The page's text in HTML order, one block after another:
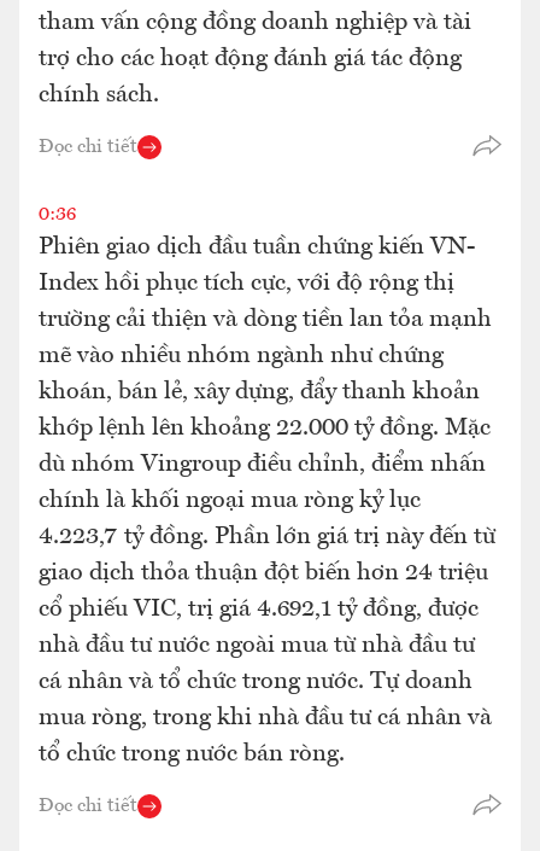
tham vấn cộng đồng doanh nghiệp và tài
trợ cho các hoạt động đánh giá tác động
chính sách.
Đọc chi tiết
0:36
Phiên giao dịch đầu tuần chứng kiến VN-
Index hồi phục tích cực, với độ rộng thị
trường cải thiện và dòng tiền lan tỏa mạnh
mẽ vào nhiều nhóm ngành như chứng
khoán, bán lẻ, xây dựng, đẩy thanh khoản
khớp lệnh lên khoảng 22.000 tỷ đồng. Mặc
dù nhóm Vingroup điều chỉnh, điểm nhấn
chính là khối ngoại mua ròng kỷ lục
4.223,7 tỷ đồng. Phần lớn giá trị này đến từ
giao dịch thỏa thuận đột biến hơn 24 triệu
cổ phiếu VIC, trị giá 4.692,1 tỷ đồng, được
nhà đầu tư nước ngoài mua từ nhà đầu tư
cá nhân và tổ chức trong nước. Tự doanh
mua ròng, trong khi nhà đầu tư cá nhân và
tổ chức trong nước bán ròng.
Đọc chi tiết